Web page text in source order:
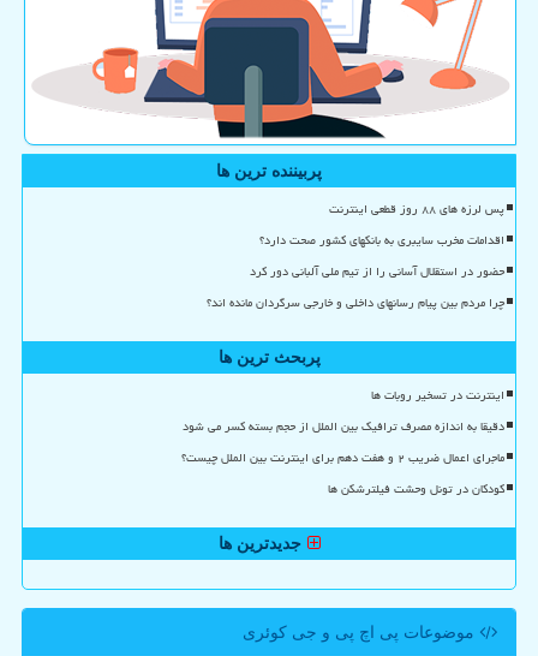
پربیننده ترین ها
پس لرزه های ۸۸ روز قطعی اینترنت
اقدامات مخرب سایبری به بانکهای کشور صحت دارد؟
حضور در استقلال آسانی را از تیم ملی آلبانی دور کرد
چرا مردم بین پیام رسانهای داخلی و خارجی سرگردان مانده اند؟
پربحث ترین ها
اینترنت در تسخیر روبات ها
دقیقا به اندازه مصرف ترافیک بین الملل از حجم بسته کسر می شود
ماجرای اعمال ضریب ۲ و هفت دهم برای اینترنت بین الملل چیست؟
کودکان در تونل وحشت فیلترشکن ها
جدیدترین ها
موضوعات پی اچ پی و جی كوئری